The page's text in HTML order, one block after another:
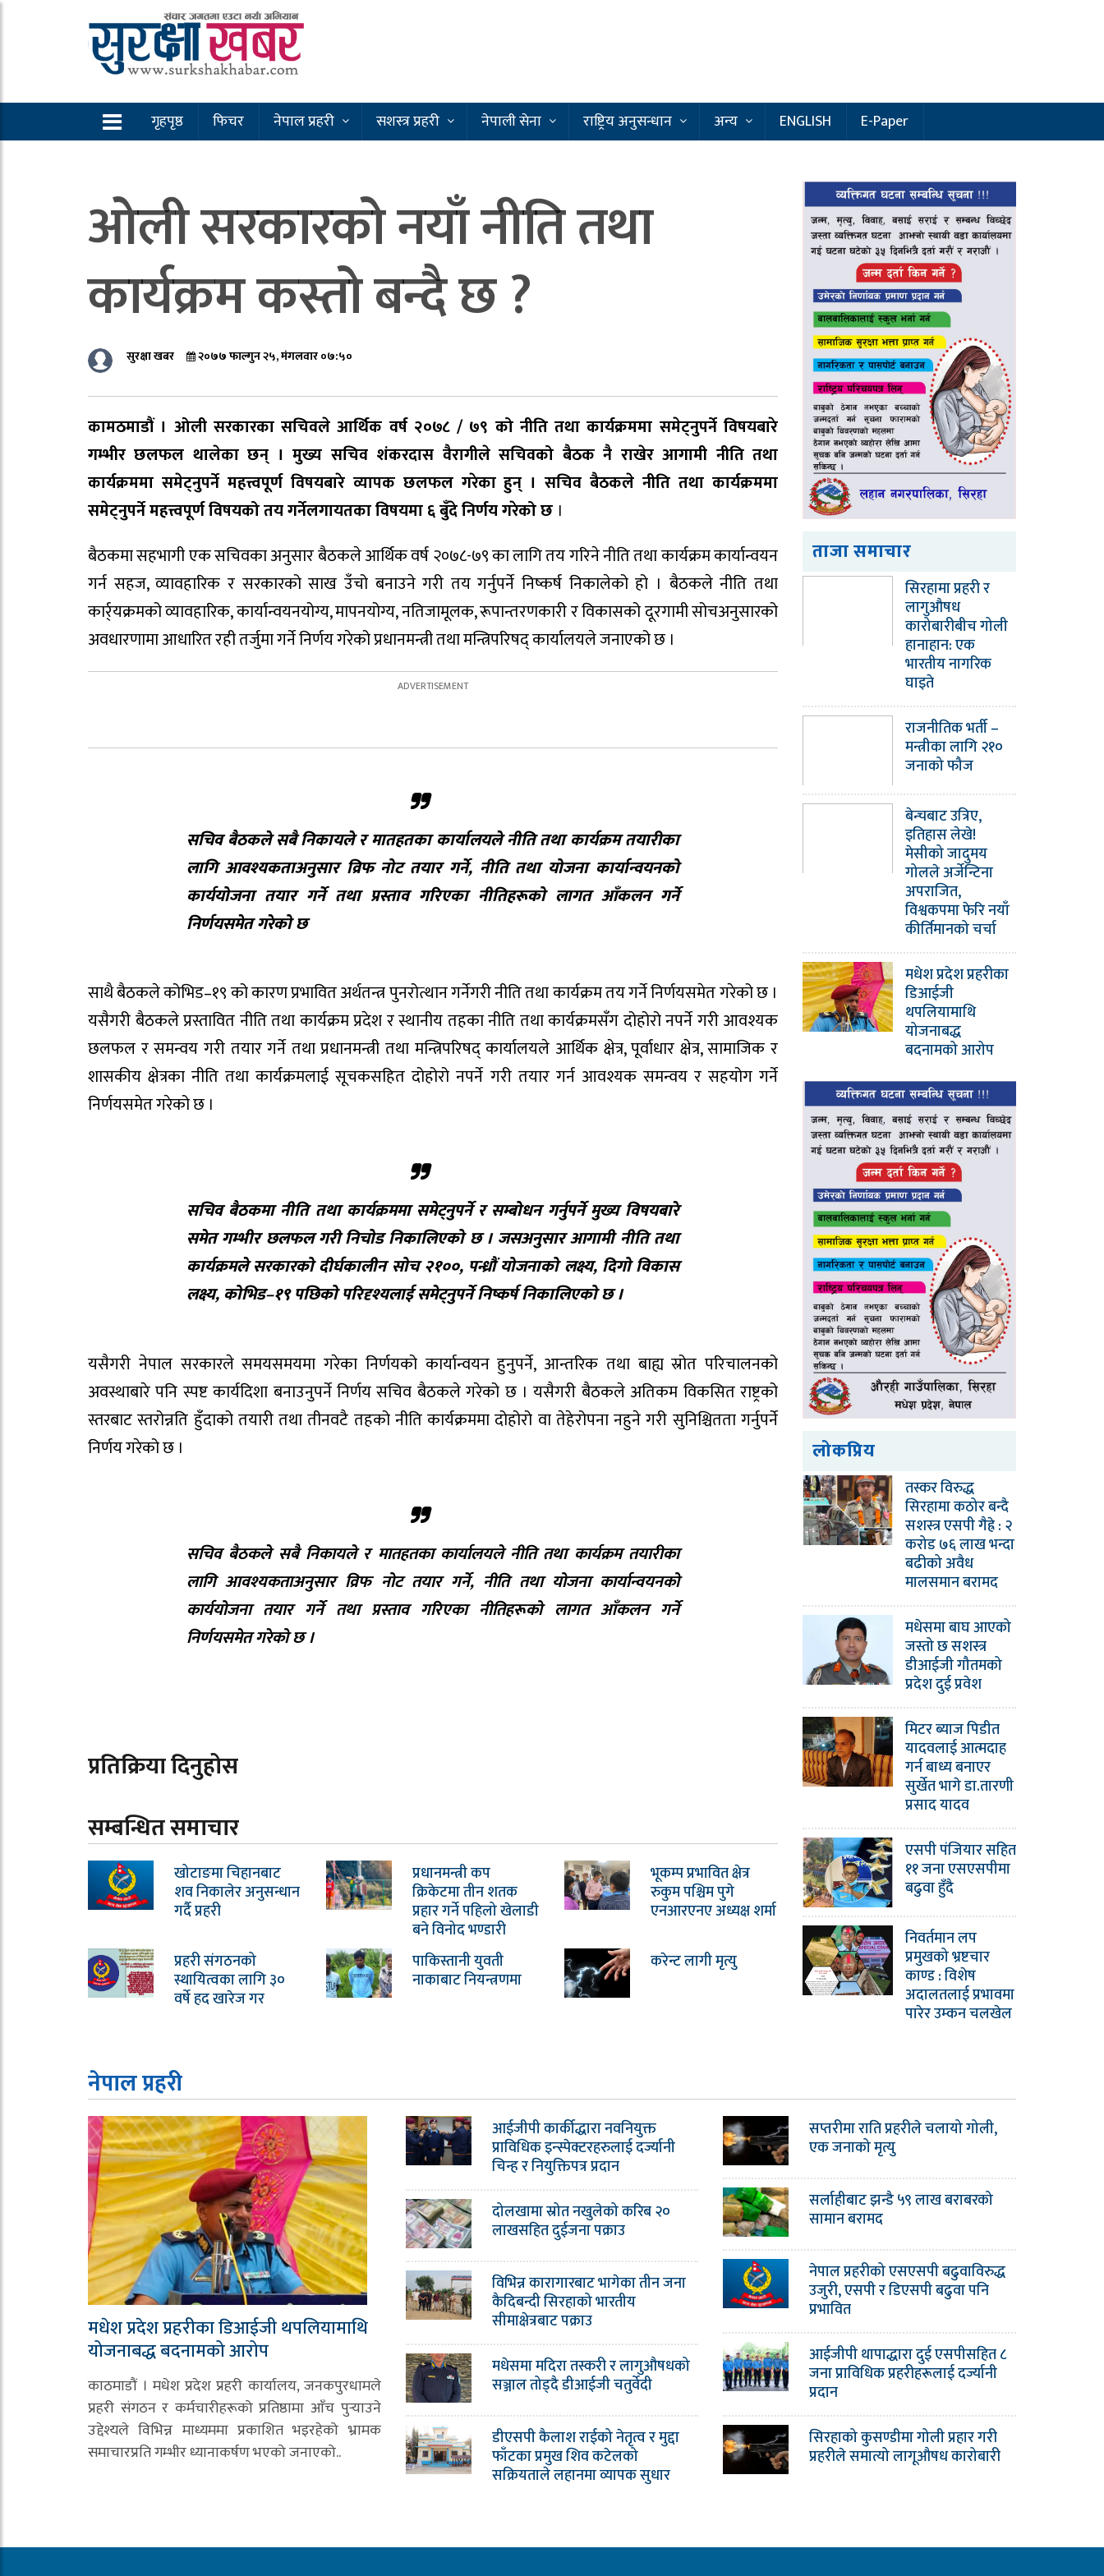
गृहपृष्ठ फिचर नेपाल प्रहरी सशस्त्र प्रहरी नेपाली सेना राष्ट्रिय अनुसन्धान अन्य ENGLISH E-Paper
ओली सरकारको नयाँ नीति तथा
कार्यक्रम कस्तो बन्दै छ ?
सुरक्षा खबर २०७७ फाल्गुन २५, मंगलवार ०७:५०
कामठमाडौं । ओली सरकारका सचिवले आर्थिक वर्ष २०७८ / ७९ को नीति तथा कार्यक्रममा समेट्नुपर्ने विषयबारे
गम्भीर छलफल थालेका छन् । मुख्य सचिव शंकरदास वैरागीले सचिवको बैठक नै राखेर आगामी नीति तथा
कार्यक्रममा समेट्नुपर्ने महत्त्वपूर्ण विषयबारे व्यापक छलफल गरेका हुन् । सचिव बैठकले नीति तथा कार्यक्रममा
समेट्नुपर्ने महत्त्वपूर्ण विषयको तय गर्नेलगायतका विषयमा ६ बुँदे निर्णय गरेको छ ।
बैठकमा सहभागी एक सचिवका अनुसार बैठकले आर्थिक वर्ष २०७८-७९ का लागि तय गरिने नीति तथा कार्यक्रम कार्यान्वयन
गर्न सहज, व्यावहारिक र सरकारको साख उँचो बनाउने गरी तय गर्नुपर्ने निष्कर्ष निकालेको हो । बैठकले नीति तथा
कार्र्यक्रमको व्यावहारिक, कार्यान्वयनयोग्य, मापनयोग्य, नतिजामूलक, रूपान्तरणकारी र विकासको दूरगामी सोचअनुसारको
अवधारणामा आधारित रही तर्जुमा गर्ने निर्णय गरेको प्रधानमन्त्री तथा मन्त्रिपरिषद् कार्यालयले जनाएको छ ।
सचिव बैठकले सबै निकायले र मातहतका कार्यालयले नीति तथा कार्यक्रम तयारीका
लागि आवश्यकताअनुसार व्रिफ नोट तयार गर्ने, नीति तथा योजना कार्यान्वयनको
कार्ययोजना तयार गर्ने तथा प्रस्ताव गरिएका नीतिहरूको लागत आँकलन गर्ने
निर्णयसमेत गरेको छ
साथै बैठकले कोभिड–१९ को कारण प्रभावित अर्थतन्त्र पुनरोत्थान गर्नेगरी नीति तथा कार्यक्रम तय गर्ने निर्णयसमेत गरेको छ ।
यसैगरी बैठकले प्रस्तावित नीति तथा कार्यक्रम प्रदेश र स्थानीय तहका नीति तथा कार्यक्रमसँग दोहोरो नपर्ने गरी आवश्यक
छलफल र समन्वय गरी तयार गर्ने तथा प्रधानमन्त्री तथा मन्त्रिपरिषद् कार्यालयले आर्थिक क्षेत्र, पूर्वाधार क्षेत्र, सामाजिक र
शासकीय क्षेत्रका नीति तथा कार्यक्रमलाई सूचकसहित दोहोरो नपर्ने गरी तयार गर्न आवश्यक समन्वय र सहयोग गर्ने
निर्णयसमेत गरेको छ ।
सचिव बैठकमा नीति तथा कार्यक्रममा समेट्नुपर्ने र सम्बोधन गर्नुपर्ने मुख्य विषयबारे
समेत गम्भीर छलफल गरी निचोड निकालिएको छ । जसअनुसार आगामी नीति तथा
कार्यक्रमले सरकारको दीर्घकालीन सोच २१००, पन्ध्रौं योजनाको लक्ष्य, दिगो विकास
लक्ष्य, कोभिड–१९ पछिको परिदृश्यलाई समेट्नुपर्ने निष्कर्ष निकालिएको छ ।
यसैगरी नेपाल सरकारले समयसमयमा गरेका निर्णयको कार्यान्वयन हुनुपर्ने, आन्तरिक तथा बाह्य स्रोत परिचालनको
अवस्थाबारे पनि स्पष्ट कार्यदिशा बनाउनुपर्ने निर्णय सचिव बैठकले गरेको छ । यसैगरी बैठकले अतिकम विकसित राष्ट्रको
स्तरबाट स्तरोन्नति हुँदाको तयारी तथा तीनवटै तहको नीति कार्यक्रममा दोहोरो वा तेहेरोपना नहुने गरी सुनिश्चितता गर्नुपर्ने
निर्णय गरेको छ ।
सचिव बैठकले सबै निकायले र मातहतका कार्यालयले नीति तथा कार्यक्रम तयारीका
लागि आवश्यकताअनुसार व्रिफ नोट तयार गर्ने, नीति तथा योजना कार्यान्वयनको
कार्ययोजना तयार गर्ने तथा प्रस्ताव गरिएका नीतिहरूको लागत आँकलन गर्ने
निर्णयसमेत गरेको छ ।
प्रतिक्रिया दिनुहोस
सम्बन्धित समाचार
खोटाङमा चिहानबाट
शव निकालेर अनुसन्धान
गर्दै प्रहरी
प्रधानमन्त्री कप
क्रिकेटमा तीन शतक
प्रहार गर्ने पहिलो खेलाडी
बने विनोद भण्डारी
भूकम्प प्रभावित क्षेत्र
रुकुम पश्चिम पुगे
एनआरएनए अध्यक्ष शर्मा
प्रहरी संगठनको
स्थायित्वका लागि ३०
वर्षे हद खारेज गर
पाकिस्तानी युवती
नाकाबाट नियन्त्रणमा
करेन्ट लागी मृत्यु
ताजा समाचार
सिरहामा प्रहरी र
लागुऔषध
कारोबारीबीच गोली
हानाहान: एक
भारतीय नागरिक
घाइते
राजनीतिक भर्ती –
मन्त्रीका लागि २१०
जनाको फौज
बेन्चबाट उत्रिए,
इतिहास लेखे!
मेसीको जादुमय
गोलले अर्जेन्टिना
अपराजित,
विश्वकपमा फेरि नयाँ
कीर्तिमानको चर्चा
मधेश प्रदेश प्रहरीका
डिआईजी
थपलियामाथि
योजनाबद्ध
बदनामको आरोप
लोकप्रिय
तस्कर विरुद्ध
सिरहामा कठोर बन्दै
सशस्त्र एसपी गैह्रे : २
करोड ७६ लाख भन्दा
बढीको अवैध
मालसमान बरामद
मधेसमा बाघ आएको
जस्तो छ सशस्त्र
डीआईजी गौतमको
प्रदेश दुई प्रवेश
मिटर ब्याज पिडीत
यादवलाई आत्मदाह
गर्न बाध्य बनाएर
सुर्खेत भागे डा.तारणी
प्रसाद यादव
एसपी पंजियार सहित
११ जना एसएसपीमा
बढुवा हुँदै
निवर्तमान लप
प्रमुखको भ्रष्टचार
काण्ड : विशेष
अदालतलाई प्रभावमा
पारेर उम्कन चलखेल
नेपाल प्रहरी
मधेश प्रदेश प्रहरीका डिआईजी थपलियामाथि
योजनाबद्ध बदनामको आरोप
काठमाडौं । मधेश प्रदेश प्रहरी कार्यालय, जनकपुरधामले
प्रहरी संगठन र कर्मचारीहरूको प्रतिष्ठामा आँच पुर्‍याउने
उद्देश्यले विभिन्न माध्यममा प्रकाशित भइरहेको भ्रामक
समाचारप्रति गम्भीर ध्यानाकर्षण भएको जनाएको..
आईजीपी कार्कीद्धारा नवनियुक्त
प्राविधिक इन्स्पेक्टरहरुलाई दर्ज्यानी
चिन्ह र नियुक्तिपत्र प्रदान
दोलखामा स्रोत नखुलेको करिब २०
लाखसहित दुईजना पक्राउ
विभिन्न कारागारबाट भागेका तीन जना
कैदिबन्दी सिरहाको भारतीय
सीमाक्षेत्रबाट पक्राउ
मधेसमा मदिरा तस्करी र लागुऔषधको
सञ्जाल तोड्दै डीआईजी चतुर्वेदी
डीएसपी कैलाश राईको नेतृत्व र मुद्दा
फाँटका प्रमुख शिव कटेलको
सक्रियताले लहानमा व्यापक सुधार
सप्तरीमा राति प्रहरीले चलायो गोली,
एक जनाको मृत्यु
सर्लाहीबाट झन्डै ५९ लाख बराबरको
सामान बरामद
नेपाल प्रहरीको एसएसपी बढुवाविरुद्ध
उजुरी, एसपी र डिएसपी बढुवा पनि
प्रभावित
आईजीपी थापाद्धारा दुई एसपीसहित ८
जना प्राविधिक प्रहरीहरूलाई दर्ज्यानी
प्रदान
सिरहाको कुसण्डीमा गोली प्रहार गरी
प्रहरीले समात्यो लागूऔषध कारोबारी